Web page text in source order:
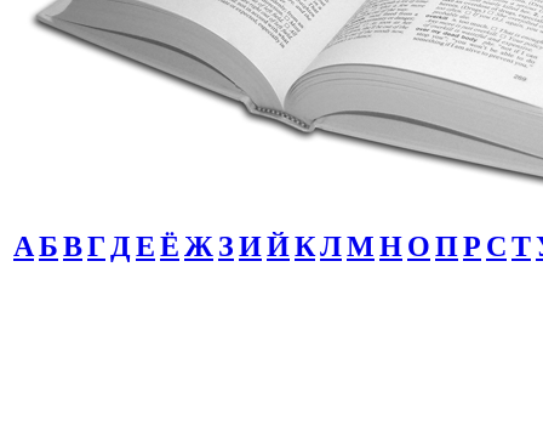
АБВГ ДЕЁ Ж ЗИЙКЛМНОПР СТ